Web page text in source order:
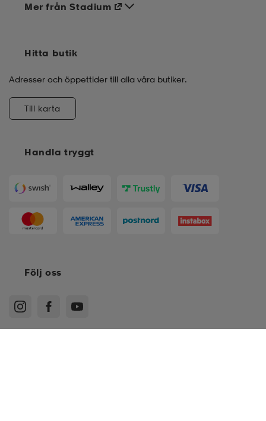
Handla tryggt
Mer från Stadium
Hitta butik
Adresser och öppettider till alla våra butiker.
Till karta
Följ oss